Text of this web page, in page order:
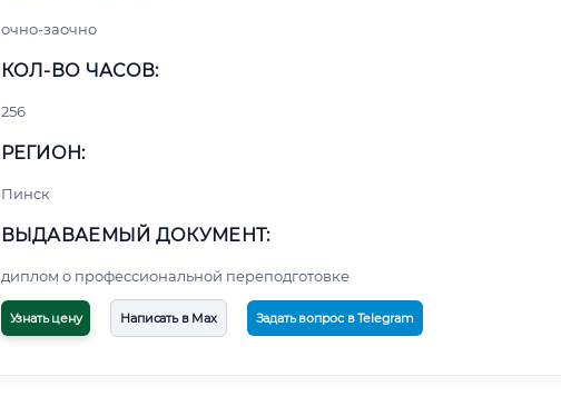
очно-заочно
КОЛ-ВО ЧАСОВ:
256
РЕГИОН:
Пинск
ВЫДАВАЕМЫЙ ДОКУМЕНТ:
диплом о профессиональной переподготовке
Узнать цену Написать в Max Задать вопрос в Telegram